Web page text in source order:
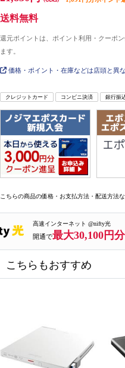
送料無料
還元ポイントは、ポイント利用・クーポ
ます。
価格・ポイント・在庫などは店頭と異
クレジットカード コンビニ決済 銀行振
こちらの商品の価格・お支払方法・配送方法
高速インターネット @nifty光
開通で最大30,100円分
こちらもおすすめ